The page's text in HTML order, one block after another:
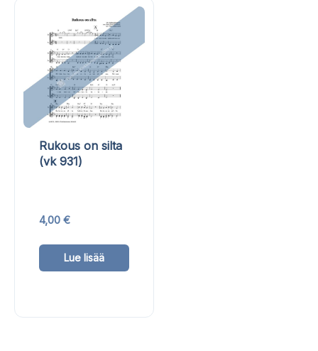
tehdä
tuotteen
Rukous on silta
(vk 931)
4,00 €
Lue lisää
Tällä
muunnelma.